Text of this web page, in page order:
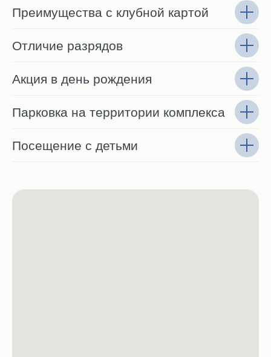
Преимущества с клубной картой
Отличие разрядов
Акция в день рождения
Парковка на территории комплекса
Посещение с детьми